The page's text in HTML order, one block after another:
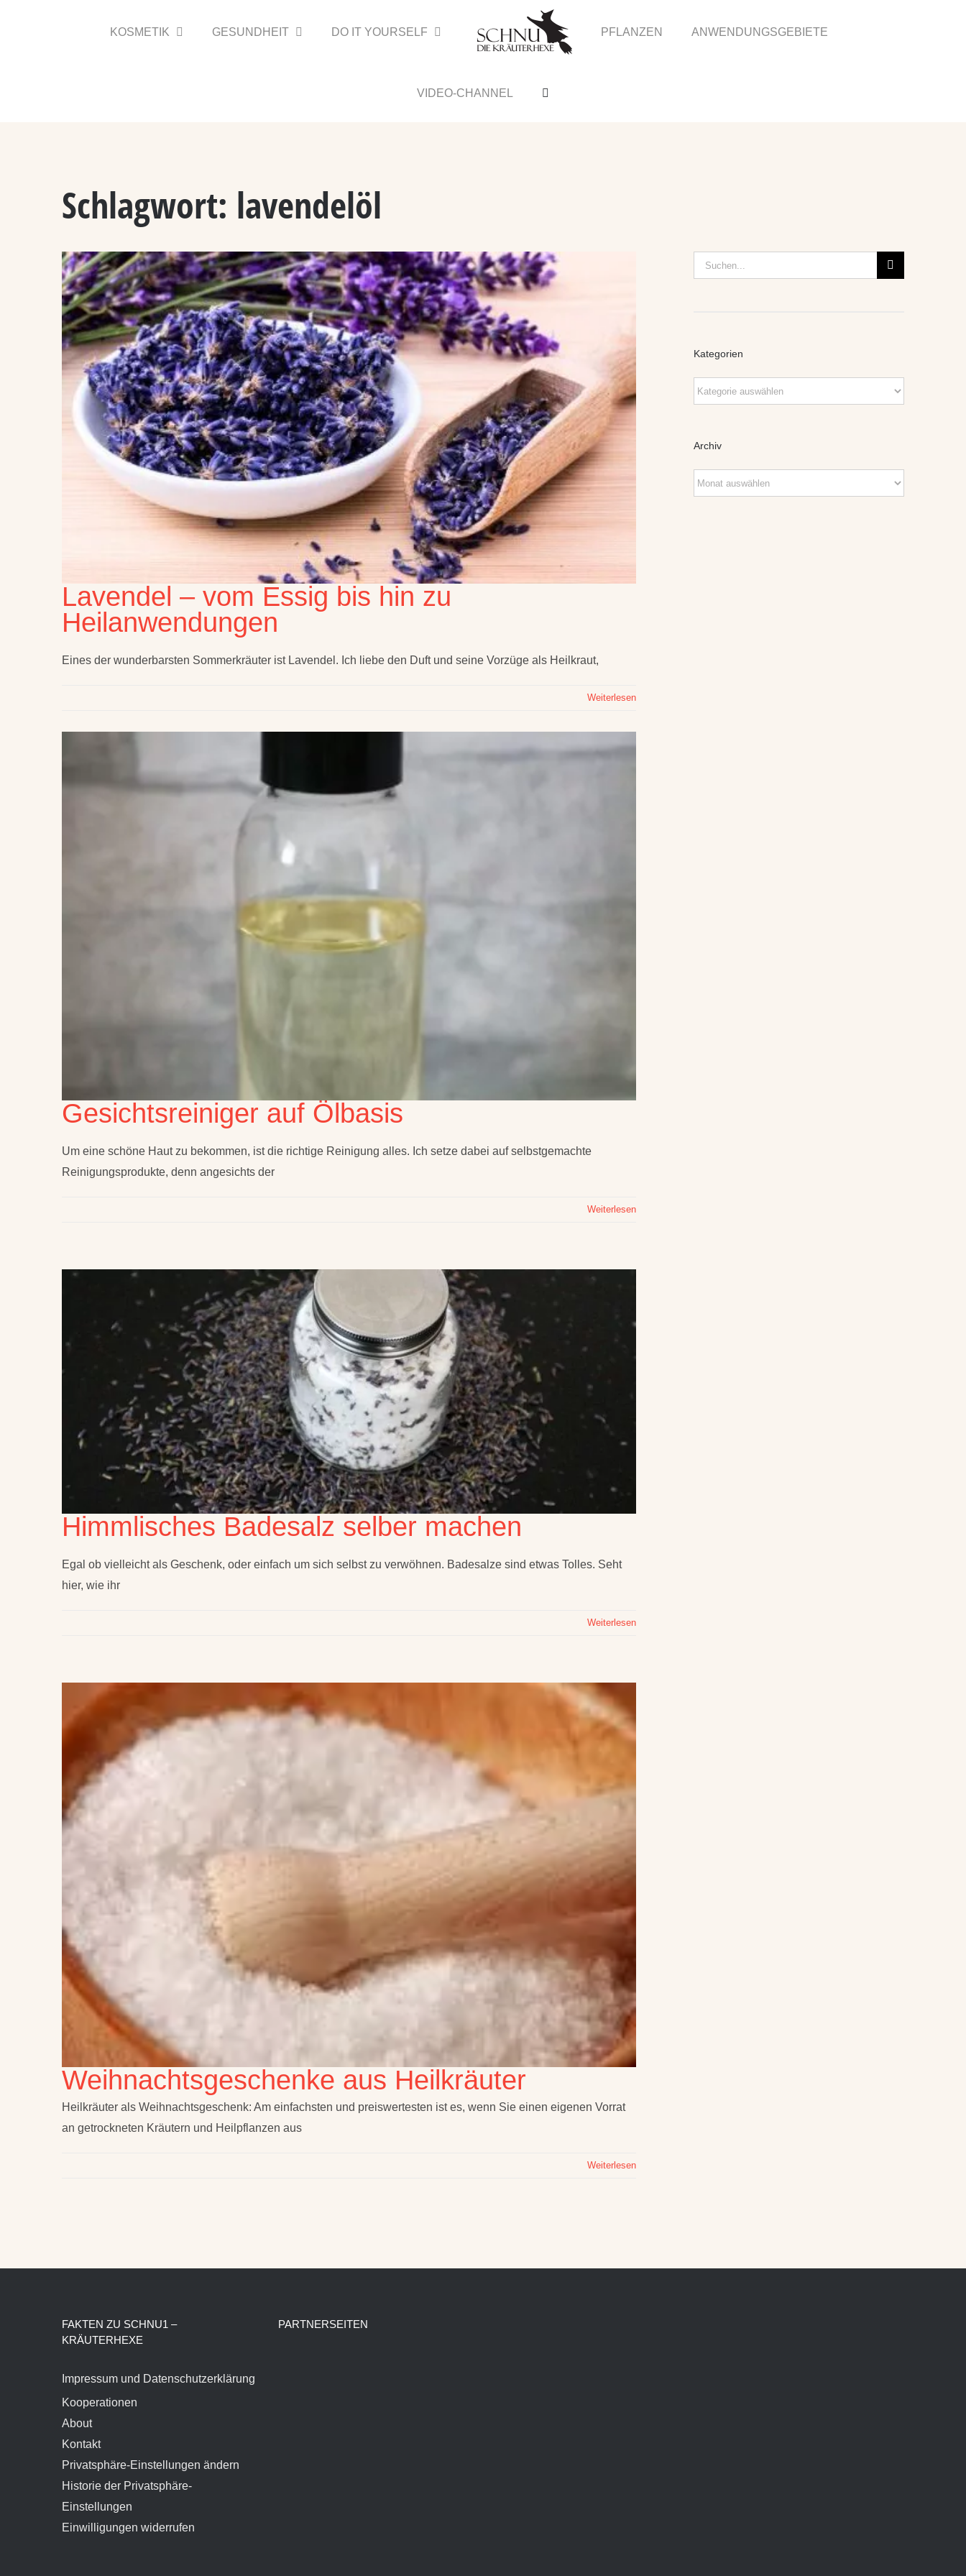
KOSMETIK GESUNDHEIT DO IT YOURSELF PFLANZEN ANWENDUNGSGEBIETE
VIDEO-CHANNEL
Schlagwort: lavendelöl
Lavendel – vom Essig bis hin zu
Heilanwendungen
Eines der wunderbarsten Sommerkräuter ist Lavendel. Ich liebe den Duft und seine Vorzüge als Heilkraut,
Weiterlesen
Gesichtsreiniger auf Ölbasis
Um eine schöne Haut zu bekommen, ist die richtige Reinigung alles. Ich setze dabei auf selbstgemachte
Reinigungsprodukte, denn angesichts der
Weiterlesen
Himmlisches Badesalz selber machen
Egal ob vielleicht als Geschenk, oder einfach um sich selbst zu verwöhnen. Badesalze sind etwas Tolles. Seht
hier, wie ihr
Weiterlesen
Weihnachtsgeschenke aus Heilkräuter
Heilkräuter als Weihnachtsgeschenk: Am einfachsten und preiswertesten ist es, wenn Sie einen eigenen Vorrat
an getrockneten Kräutern und Heilpflanzen aus
Weiterlesen
Suche
nach:
Kategorien
Kategorien
Archiv
Archiv
FAKTEN ZU SCHNU1 –
KRÄUTERHEXE
Impressum und Datenschutzerklärung
Kooperationen
About
Kontakt
Privatsphäre-Einstellungen ändern
Historie der Privatsphäre-
Einstellungen
Einwilligungen widerrufen
PARTNERSEITEN